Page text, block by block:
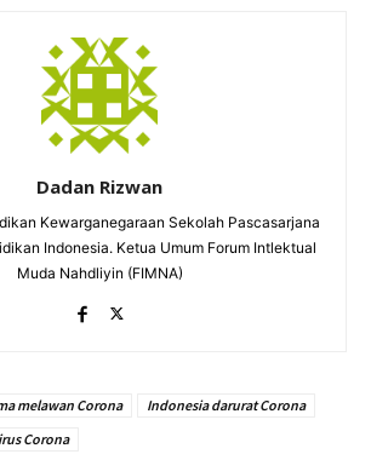
Dadan Rizwan
Kewarganegaraan Sekolah Pascasarjana
Indonesia. Ketua Umum Forum Intlektual
Muda Nahdliyin (FIMNA)
melawan Corona
Indonesia darurat Corona
Corona